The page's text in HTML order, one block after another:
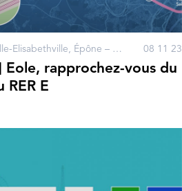
Aubergenville-Elisabethville, Épône – Mézières, Gagny, Haussmann-Saint-Lazare - Magenta, Houilles – Carrières-sur-Seine, La Défense, Les Clairières de Verneuil, Les Mureaux, Mantes Station, Mantes-la-Jolie, Nanterre, Poissy, Porte Maillot, Rosa Parks, Vernouillet – Verneuil, Villennes-sur-Seine, Bezons, Courbevoie, Gargenville, Gretz-Armainvilliers, Guerville, Issou, Limay, Mantes-la-Ville, Neuilly-sur-Seine, Pantin, Paris 08 11 23
Eole, rapprochez-vous du
RER E